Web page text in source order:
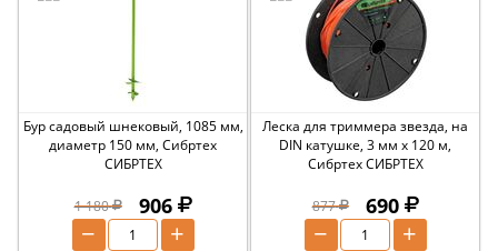
Бур садовый шнековый, 1085 мм,
диаметр 150 мм, Сибртех
СИБРТЕХ
1 180 906
+
−
Леска для триммера звезда, на
DIN катушке, 3 мм х 120 м,
Сибртех СИБРТЕХ
877 690
+
−